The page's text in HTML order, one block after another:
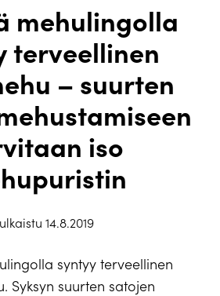
mehulingolla
terveellinen
– suurten
iso
14.8.2019
syntyy terveellinen
Syksyn suurten satojen